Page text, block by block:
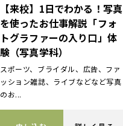
【来校】1日でわかる！写真
を使ったお仕事解説「フォ
トグラファーの入り口」体
験（写真学科）
スポーツ、ブライダル、広告、ファ
ッション雑誌、ライブなどなど写真
のお...